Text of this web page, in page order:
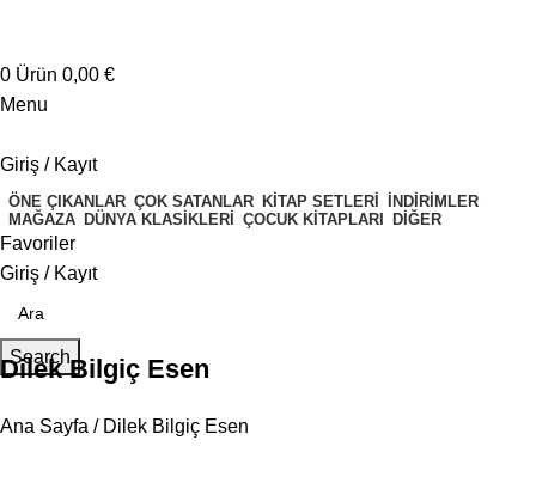
0 Ürün 0,00 €
Menu
Giriş / Kayıt
ÖNE ÇIKANLAR ÇOK SATANLAR KITAP SETLERI İNDIRIMLER
MAĞAZA DÜNYA KLASIKLERI ÇOCUK KITAPLARI DIĞER
Favoriler
Giriş / Kayıt
Search
Dilek Bilgiç Esen
Ana Sayfa Dilek Bilgiç Esen